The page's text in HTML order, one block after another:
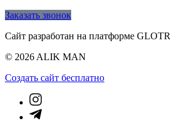
Заказать звонок
Сайт разработан на платформе GLOTR
© 2026 ALIK MAN
Создать cайт бесплатно